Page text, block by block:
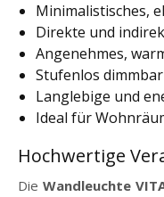
Minimalistisches,
Direkte und
Angenehmes,
Stufenlos
Langlebige und
Ideal für
Hochwertige
Die Wandleuchte